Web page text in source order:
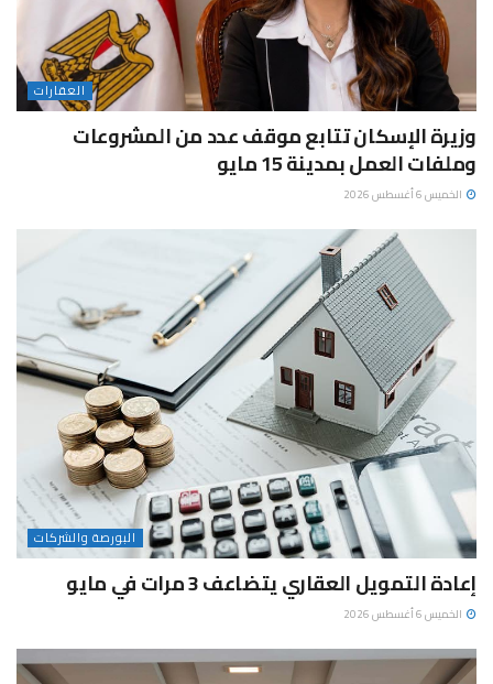
العقارات
وزيرة الإسكان تتابع موقف عدد من المشروعات
وملفات العمل بمدينة 15 مايو
الخميس 6 أغسطس 2026
البورصة والشركات
إعادة التمويل العقاري يتضاعف 3 مرات في مايو
الخميس 6 أغسطس 2026